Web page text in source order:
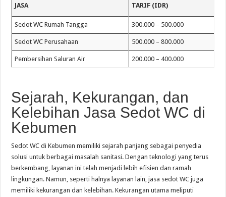
JASA TARIF (IDR)
Sedot WC Rumah Tangga 300.000 – 500.000
Sedot WC Perusahaan 500.000 – 800.000
Pembersihan Saluran Air 200.000 – 400.000
Sejarah, Kekurangan, dan
Kelebihan Jasa Sedot WC di
Kebumen
Sedot WC di Kebumen memiliki sejarah panjang sebagai penyedia
solusi untuk berbagai masalah sanitasi. Dengan teknologi yang terus
berkembang, layanan ini telah menjadi lebih efisien dan ramah
lingkungan. Namun, seperti halnya layanan lain, jasa sedot WC juga
memiliki kekurangan dan kelebihan. Kekurangan utama meliputi